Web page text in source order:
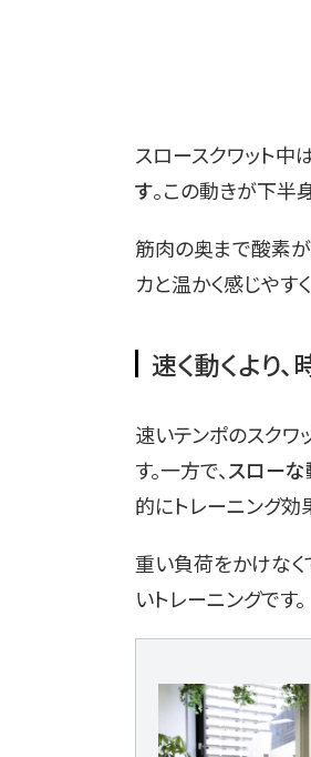
スロースクワット中
す。この動きが下半
筋肉の奥まで酸素
カと温かく感じやす
速く動くより
速いテンポのスク
す。一方で、スローな
的にトレーニング効
重い負荷をかけな
いトレーニングです。